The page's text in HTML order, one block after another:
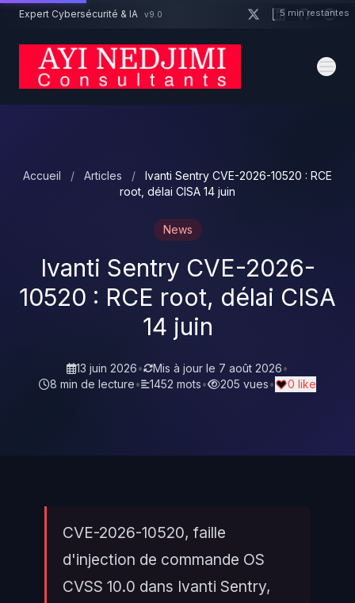
Aller au contenu principal
Expert Cybersécurité & IA v9.0
Accueil / Articles /
Ivanti Sentry CVE-2026-10520 : RCE
root, délai CISA 14 juin
News
Ivanti Sentry CVE-2026-
10520 : RCE root, délai CISA
14 juin
13 juin 2026• Mis à jour le 7 août 2026•
8 min de lecture• 1452 mots• 205 vues• 0 like
CVE-2026-10520, faille
d'injection de commande OS
CVSS 10.0 dans Ivanti Sentry,
Un projet cybersécurité ? 5 min restantes